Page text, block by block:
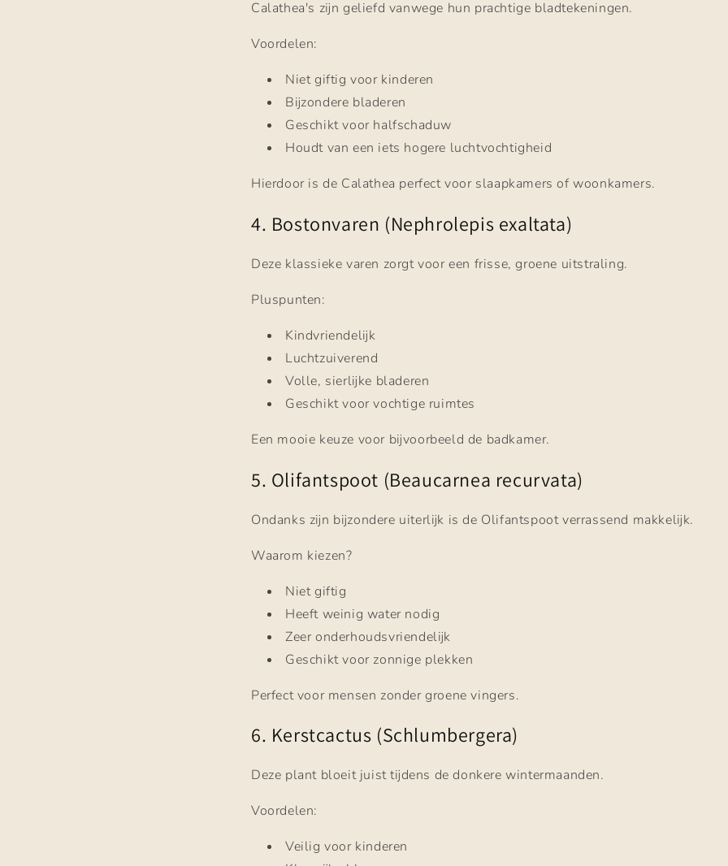
Calathea's zijn geliefd vanwege hun prachtige bladtekeningen.
Voordelen:
Niet giftig voor kinderen
Bijzondere bladeren
Geschikt voor halfschaduw
Houdt van een iets hogere luchtvochtigheid
Hierdoor is de Calathea perfect voor slaapkamers of woonkamers.
4. Bostonvaren (Nephrolepis exaltata)
Deze klassieke varen zorgt voor een frisse, groene uitstraling.
Pluspunten:
Kindvriendelijk
Luchtzuiverend
Volle, sierlijke bladeren
Geschikt voor vochtige ruimtes
Een mooie keuze voor bijvoorbeeld de badkamer.
5. Olifantspoot (Beaucarnea recurvata)
Ondanks zijn bijzondere uiterlijk is de Olifantspoot verrassend makkelijk.
Waarom kiezen?
Niet giftig
Heeft weinig water nodig
Zeer onderhoudsvriendelijk
Geschikt voor zonnige plekken
Perfect voor mensen zonder groene vingers.
6. Kerstcactus (Schlumbergera)
Deze plant bloeit juist tijdens de donkere wintermaanden.
Voordelen:
Veilig voor kinderen